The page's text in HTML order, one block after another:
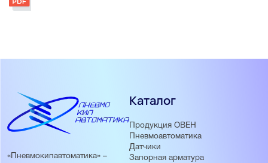
«Пневмокипавтоматика» –
Каталог
Продукция ОВЕН
Пневмоавтоматика
Датчики
Запорная арматура